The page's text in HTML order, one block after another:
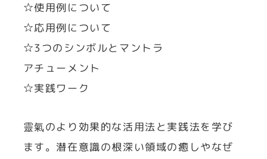
☆使用例について
☆応用例について
☆3つのシンボルとマントラ
アチューメント
☆実践ワーク
靈氣のより効果的な活用法と実践法を学び
ます。潜在意識の根深い領域の癒しやなぜ